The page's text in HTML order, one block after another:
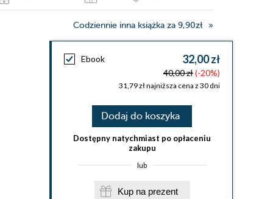
Codziennie inna książka za 9,90zł
Ebook 32,00 zł
40,00 zł(-20%)
31,79 zł najniższa cena z 30 dni
Dodaj do koszyka
Dostępny natychmiast po opłaceniu
zakupu
lub
Kup na prezent